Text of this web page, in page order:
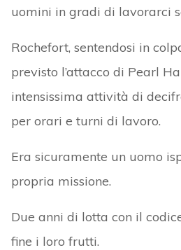
uomini in gradi di lavorarci
Rochefort, sentendosi in
previsto l’attacco di Pearl
intensissima attività di
per orari e turni di lavoro.
Era sicuramente un uomo
propria missione.
Due anni di lotta con il
fine i loro frutti.